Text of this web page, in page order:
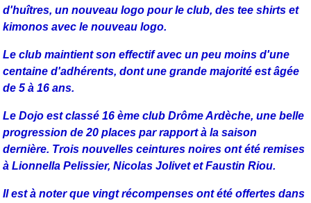
d'huîtres, un nouveau logo pour le club, des tee shirts et
kimonos avec le nouveau logo.
Le club maintient son effectif avec un peu moins d'une
centaine d'adhérents, dont une grande majorité est âgée
de 5 à 16 ans.
Le Dojo est classé 16 ème club Drôme Ardèche, une belle
progression de 20 places par rapport à la saison
dernière. Trois nouvelles ceintures noires ont été remises
à Lionnella Pelissier, Nicolas Jolivet etFaustin Riou.
Il est à noter que vingt récompenses ont été offertes dans